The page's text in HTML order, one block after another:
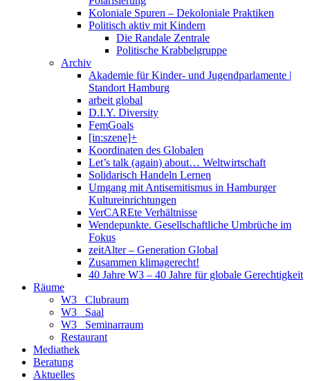
Koloniale Spuren – Dekoloniale Praktiken
Politisch aktiv mit Kindern
Die Randale Zentrale
Politische Krabbelgruppe
Archiv
Akademie für Kinder- und Jugendparlamente |
Standort Hamburg
arbeit global
D.I.Y. Diversity
FemGoals
[in:szene]+
Koordinaten des Globalen
Let’s talk (again) about… Weltwirtschaft
Solidarisch Handeln Lernen
Umgang mit Antisemitismus in Hamburger
Kultureinrichtungen
VerCAREte Verhältnisse
Wendepunkte. Gesellschaftliche Umbrüche im
Fokus
zeitAlter – Generation Global
Zusammen klimagerecht!
40 Jahre W3 – 40 Jahre für globale Gerechtigkeit
Räume
W3_ Clubraum
W3_ Saal
W3_ Seminarraum
Restaurant
Mediathek
Beratung
Aktuelles